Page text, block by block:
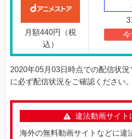
月額440円（税
込）
今
2020年05月03日時点での配信状
に必ず配信状況をご確認ください。
違法動画サイト
海外の無料動画サイトなどに違